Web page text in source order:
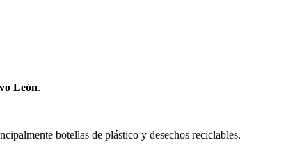
León.
botellas de plástico y desechos reciclables.